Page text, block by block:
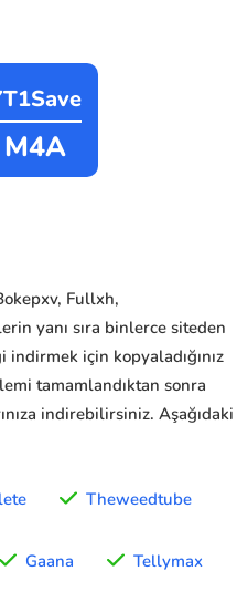
M4A
Fullxh,
yanı sıra binlerce siteden
için kopyaladığınız
tamamlandıktan sonra
indirebilirsiniz. Aşağıdaki
Theweedtube
Gaana Tellymax